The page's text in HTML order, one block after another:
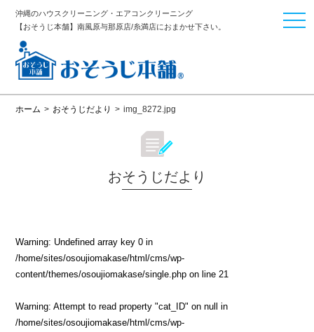
沖縄のハウスクリーニング・エアコンクリーニング
【おそうじ本舗】南風原与那原店/糸満店におまかせ下さい。
ホーム > おそうじだより > img_8272.jpg
おそうじだより
Warning: Undefined array key 0 in
/home/sites/osoujiomakase/html/cms/wp-
content/themes/osoujiomakase/single.php on line 21
Warning: Attempt to read property "cat_ID" on null in
/home/sites/osoujiomakase/html/cms/wp-